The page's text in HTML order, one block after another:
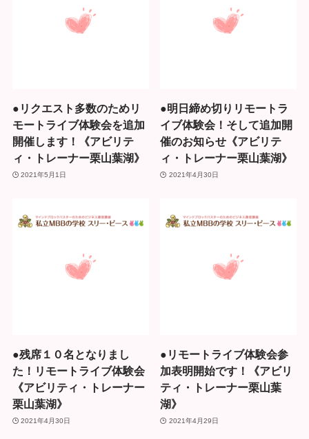
●リクエスト多数のためリ
モートライブ体験会を追加
開催します！《アビリテ
ィ・トレーナー栗山葉湖》
2021年5月1日
●明日締め切りリモートラ
イブ体験会！そして追加開
催のお知らせ《アビリテ
ィ・トレーナー栗山葉湖》
2021年4月30日
●残席１０名となりまし
た！リモートライブ体験会
《アビリティ・トレーナー
栗山葉湖》
2021年4月30日
●リモートライブ体験会参
加表明開始です！《アビリ
ティ・トレーナー栗山葉
湖》
2021年4月29日